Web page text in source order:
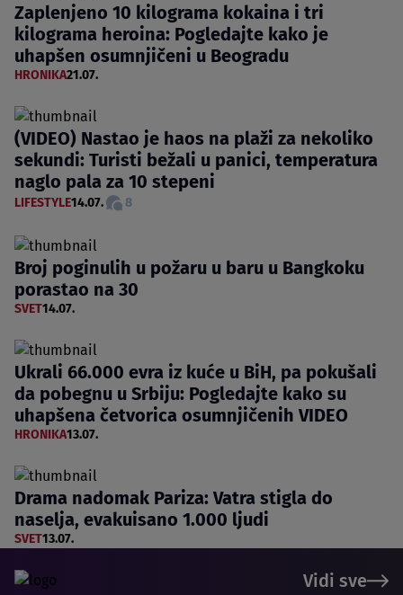
Zaplenjeno 10 kilograma kokaina i tri
kilograma heroina: Pogledajte kako je
uhapšen osumnjičeni u Beogradu
HRONIKA21.07.
(VIDEO) Nastao je haos na plaži za nekoliko
sekundi: Turisti bežali u panici, temperatura
naglo pala za 10 stepeni
LIFESTYLE14.07. 8
Broj poginulih u požaru u baru u Bangkoku
porastao na 30
SVET14.07.
Ukrali 66.000 evra iz kuće u BiH, pa pokušali
da pobegnu u Srbiju: Pogledajte kako su
uhapšena četvorica osumnjičenih VIDEO
HRONIKA13.07.
Drama nadomak Pariza: Vatra stigla do
naselja, evakuisano 1.000 ljudi
SVET13.07.
Vidi sve